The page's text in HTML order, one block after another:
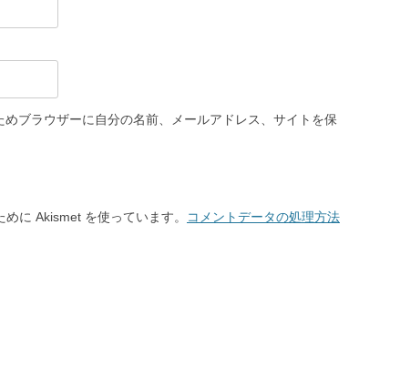
ブラウザーに自分の名前、メールアドレス、サイトを保
に Akismet を使っています。
コメントデータの処理方法